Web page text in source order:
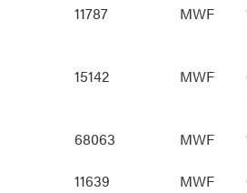
11787 MWF
15142 MWF
68063 MWF
11639 MWF